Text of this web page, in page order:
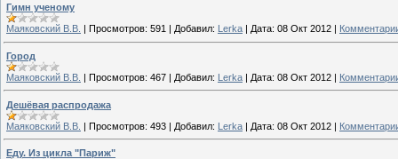
Гимн ученому
Маяковский В.В.
Просмотров: 591 Добавил: Lerka Дата: 08 Окт 2012
Город
Маяковский В.В. | Просмотров: 467 | Добавил: Lerka | Дата: 08 Окт 2012 |
Дешёвая распродажа
Маяковский В.В. | Просмотров: 493 | Добавил: Lerka | Дата: 08 Окт 2012 |
Еду. Из цикла "Париж"